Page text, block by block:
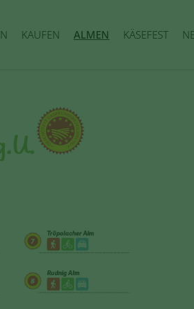
KAUFEN ALMEN KÄSEFEST